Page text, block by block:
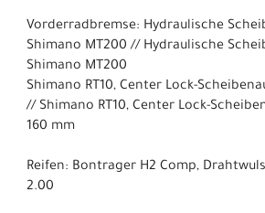
Vorderradbremse: Hydraulische
Shimano MT200 // Hydraulische
Shimano MT200
Shimano RT10, Center Lock-
// Shimano RT10, Center Lock-
160 mm
Reifen: Bontrager H2 Comp,
2.00